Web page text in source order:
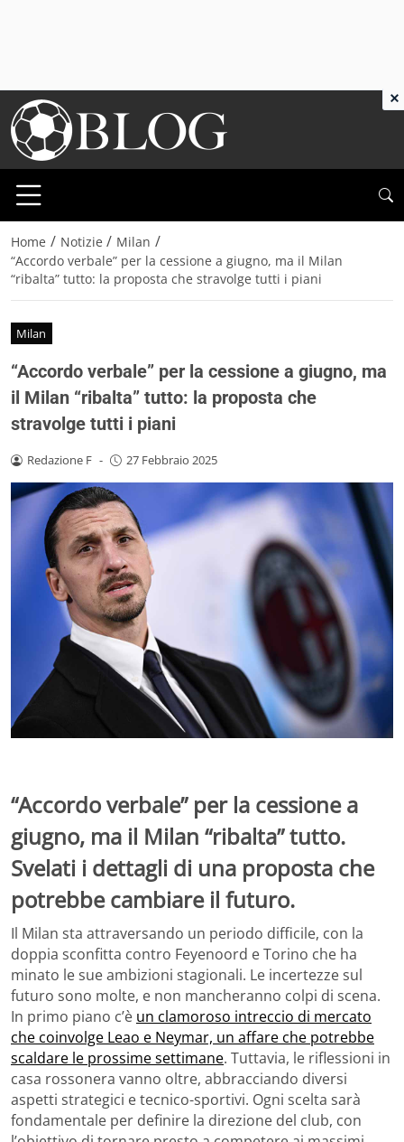
Home / Notizie / Milan /
“Accordo verbale” per la cessione a giugno, ma il Milan
“ribalta” tutto: la proposta che stravolge tutti i piani
Milan
“Accordo verbale” per la cessione a giugno, ma
il Milan “ribalta” tutto: la proposta che
stravolge tutti i piani
Redazione F - 27 Febbraio 2025
“Accordo verbale” per la cessione a
giugno, ma il Milan “ribalta” tutto.
Svelati i dettagli di una proposta che
potrebbe cambiare il futuro.
Il Milan sta attraversando un periodo difficile, con la
doppia sconfitta contro Feyenoord e Torino che ha
minato le sue ambizioni stagionali. Le incertezze sul
futuro sono molte, e non mancheranno colpi di scena.
In primo piano c’è un clamoroso intreccio di mercato
che coinvolge Leao e Neymar, un affare che potrebbe
scaldare le prossime settimane. Tuttavia, le riflessioni in
casa rossonera vanno oltre, abbracciando diversi
aspetti strategici e tecnico-sportivi. Ogni scelta sarà
fondamentale per definire la direzione del club, con
×